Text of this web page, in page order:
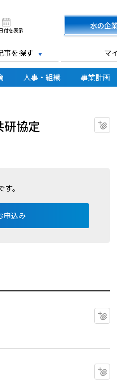
付を表示 水の企
事を探す マ
人事・組織 事業計画
協定
。
申込み